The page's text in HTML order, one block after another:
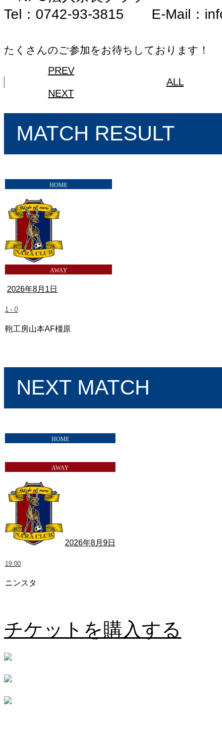
Tel：0742-93-3815 E-Mail：
たくさんのご参加をお待ちしております！
PREV
ALL
NEXT
MATCH RESULT
2026年8月1日
1 - 0
鞄工房山本AF橿原
NEXT MATCH
2026年8月9日
19:00
ニンスタ
チケットを購入する